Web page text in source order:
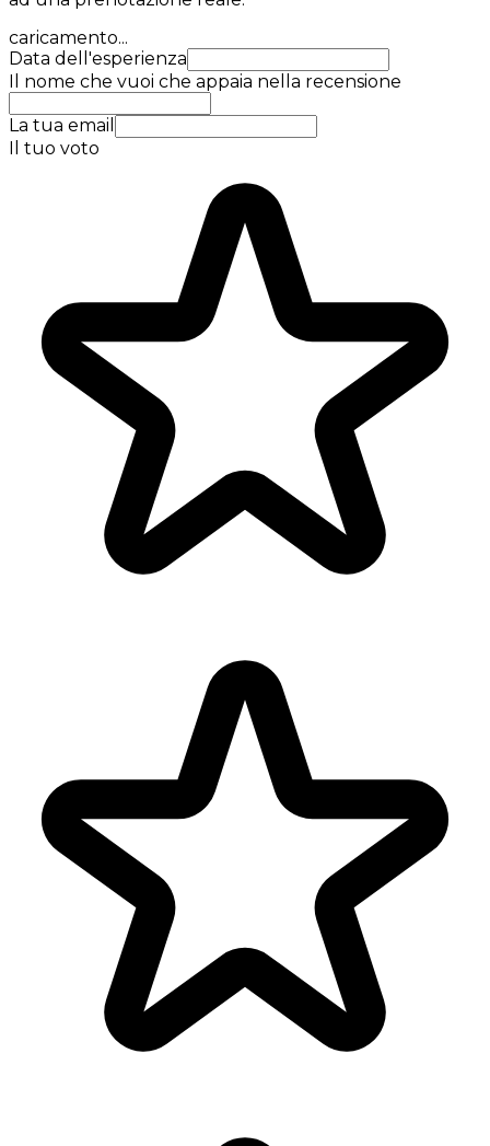
caricamento...
Data dell'esperienza
Il nome che vuoi che appaia nella recensione
La tua email
Il tuo voto